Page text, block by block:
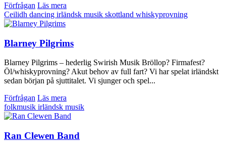
Förfrågan Läs mera
Ceilidh dancing irländsk musik skottland whiskyprovning
Blarney Pilgrims
Blarney Pilgrims – hederlig Swirish Musik Bröllop? Firmafest?
Öl/whiskyprovning? Akut behov av full fart? Vi har spelat irländskt
sedan början på sjuttitalet. Vi sjunger och spel...
Förfrågan Läs mera
folkmusik irländsk musik
Ran Clewen Band